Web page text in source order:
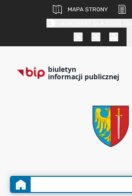
MAPA STRONY
biuletyn
informacji publicznej